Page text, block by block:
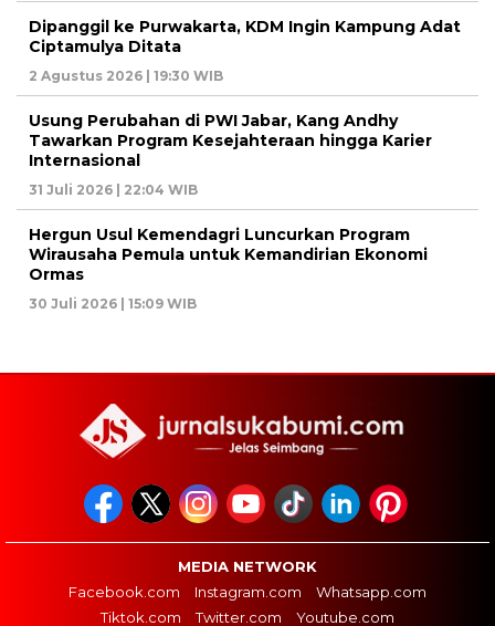
Dipanggil ke Purwakarta, KDM Ingin Kampung Adat
Ciptamulya Ditata
2 Agustus 2026 | 19:30 WIB
Usung Perubahan di PWI Jabar, Kang Andhy
Tawarkan Program Kesejahteraan hingga Karier
Internasional
31 Juli 2026 | 22:04 WIB
Hergun Usul Kemendagri Luncurkan Program
Wirausaha Pemula untuk Kemandirian Ekonomi
Ormas
30 Juli 2026 | 15:09 WIB
MEDIA NETWORK
Facebook.com
Instagram.com
Whatsapp.com
Tiktok.com
Twitter.com Youtube.com